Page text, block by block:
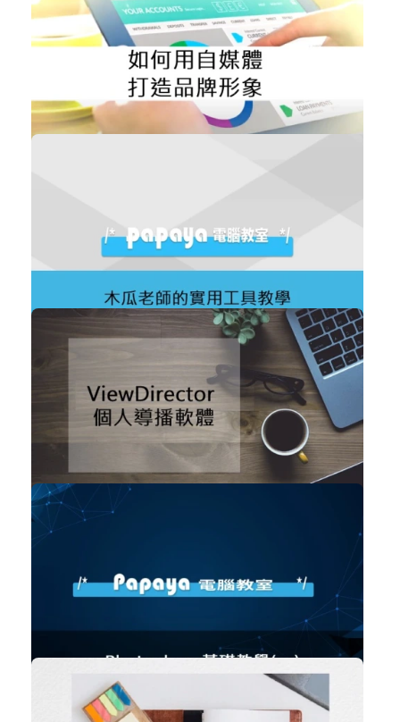
Illustrator 基礎教學
職場賦能 立即加入
購買後有效期限：課程下架時
2574
購買後有效期限：課程下架時
2459
免費
木瓜老師的實用工具教學
立即加入
購買後有效期限：課程下架時
2440
ViewDirector 個人導播軟體
購買後有效期限：課程下架時
2294
免費
Photoshop 基礎教學